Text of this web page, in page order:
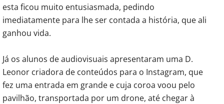
esta ficou muito entusiasmada, pedindo
imediatamente para lhe ser contada a história, que ali
ganhou vida.
Já os alunos de audiovisuais apresentaram uma D.
Leonor criadora de conteúdos para o Instagram, que
fez uma entrada em grande e cuja coroa voou pelo
pavilhão, transportada por um drone, até chegar à